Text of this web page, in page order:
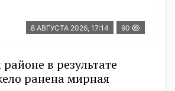
8 АВГУСТА 2026, 17:14 90
в результате
ранена мирная